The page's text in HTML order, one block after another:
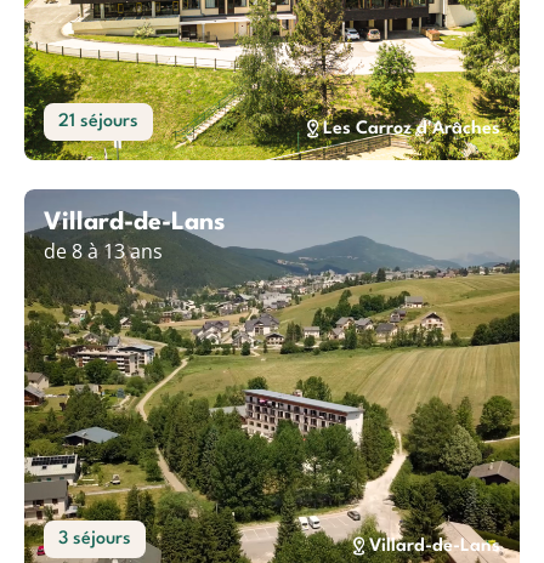
21 séjours Les Carroz d'Arâches
Villard-de-Lans
de 8 à 13 ans
3 séjours Villard-de-Lans